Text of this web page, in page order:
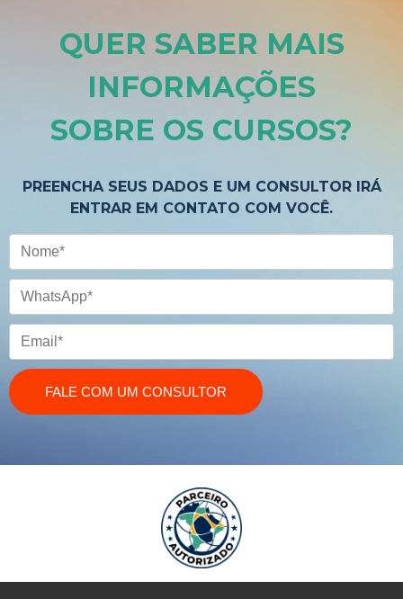
QUER SABER MAIS
INFORMAÇÕES
SOBRE OS CURSOS?
PREENCHA SEUS DADOS E UM CONSULTOR IRÁ
ENTRAR EM CONTATO COM VOCÊ.
Nome
WhatsApp
Email
FALE COM UM CONSULTOR